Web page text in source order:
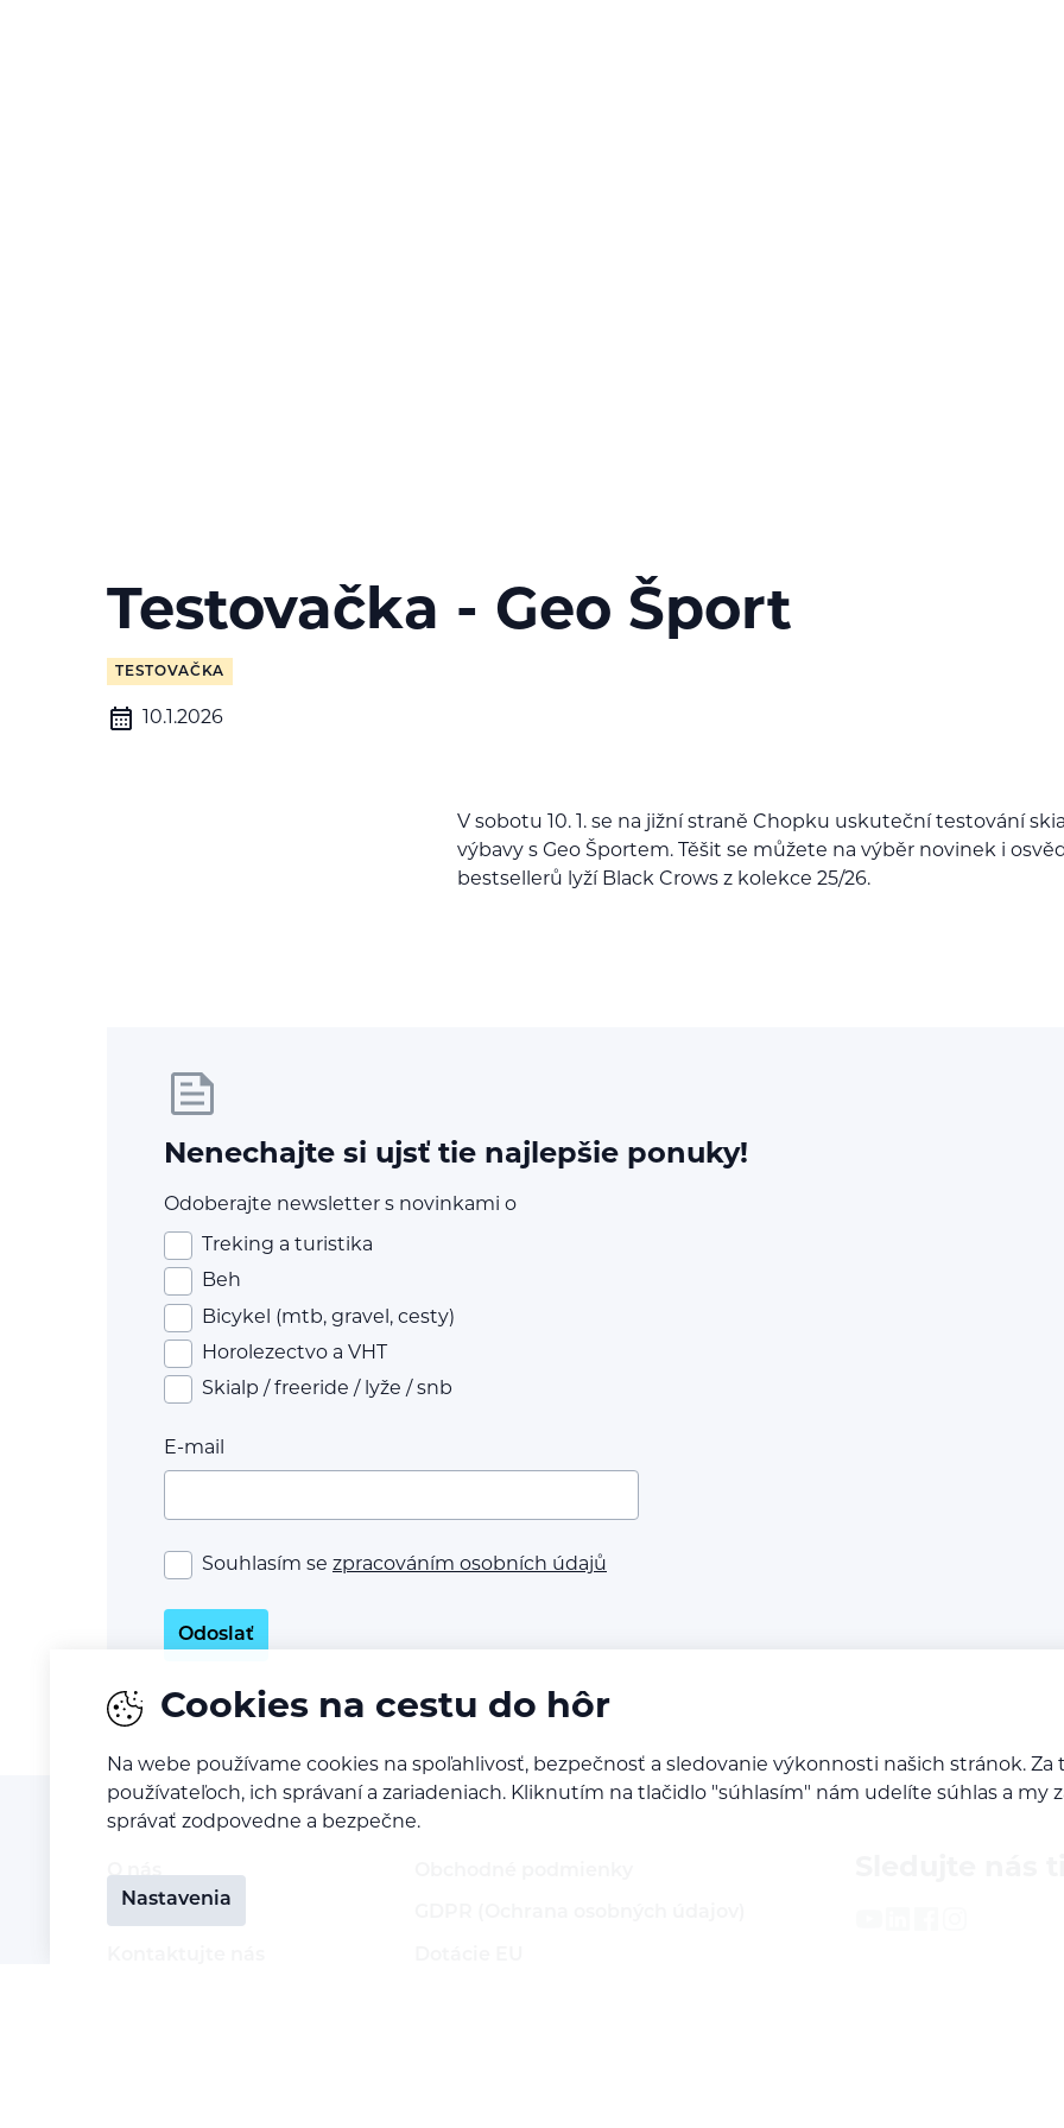
Testovačka - Geo Šport
TESTOVAČKA
10.1.2026
V sobotu 10. 1. se na jižní straně Chopku uskuteční testování
výbavy s Geo Športem. Těšit se můžete na výběr novinek i
bestsellerů lyží Black Crows z kolekce 25/26.
Nenechajte si ujsť tie najlepšie ponuky!
Odoberajte newsletter s novinkami o
Treking a turistika
Beh
Bicykel (mtb, gravel, cesty)
Horolezectvo a VHT
Skialp / freeride / lyže / snb
E-mail
Souhlasím se zpracováním osobních údajů
Odoslať
O nás
Cookies na cestu do hôr
Na webe používame cookies na spoľahlivosť, bezpečnosť a sledovanie výkonnosti našich stránok.
používateľoch, ich správaní a zariadeniach. Kliknutím na tlačidlo "súhlasím" nám udelíte súhlas a my
správať zodpovedne a bezpečne.
Nastavenia